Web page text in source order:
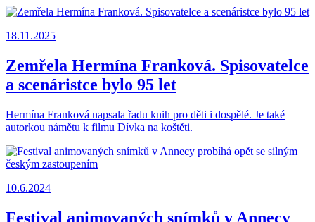
18.11.2025
Zemřela Hermína Franková. Spisovatelce
a scenáristce bylo 95 let
Hermína Franková napsala řadu knih pro děti i dospělé. Je také
autorkou námětu k filmu Dívka na koštěti.
10.6.2024
Festival animovaných snímků v Annecy